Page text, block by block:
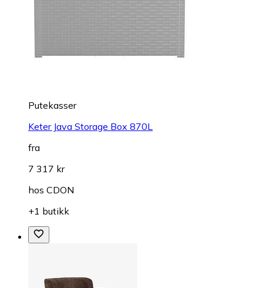
Putekasser
Keter Java Storage Box 870L
fra
7 317 kr
hos CDON
+1 butikk